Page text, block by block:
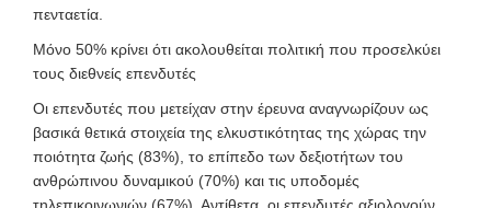
πενταετία.
Μόνο 50% κρίνει ότι ακολουθείται πολιτική που προσελκύει
τους διεθνείς επενδυτές
Οι επενδυτές που μετείχαν στην έρευνα αναγνωρίζουν ως
βασικά θετικά στοιχεία της ελκυστικότητας της χώρας την
ποιότητα ζωής (83%), το επίπεδο των δεξιοτήτων του
ανθρώπινου δυναμικού (70%) και τις υποδομές